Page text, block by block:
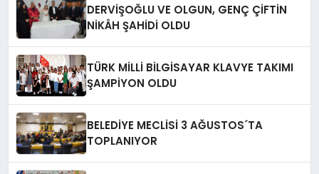
DERVİŞOĞLU VE OLGUN, GENÇ ÇİFTİN
NİKÂH ŞAHİDİ OLDU
TÜRK MİLLİ BİLGİSAYAR KLAVYE TAKIMI
ŞAMPİYON OLDU
BELEDİYE MECLİSİ 3 AĞUSTOS´TA
TOPLANIYOR